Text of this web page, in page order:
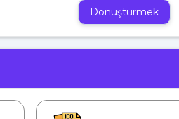
Dönüştürmek